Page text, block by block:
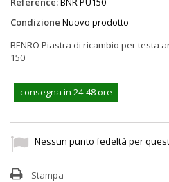
Condizione Nuovo prodotto
BENRO Piastra di ricambio per testa
150
consegna in 24-48 ore
Nessun punto fedeltà per
Stampa